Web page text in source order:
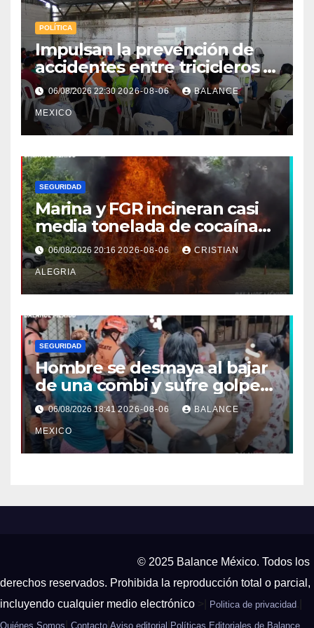
POLÍTICA
Impulsan la prevención de
accidentes entre tricicleros y
mototriciclistas de Tapachula
06/08/2026 22:302026-08-06 BALANCE
MEXICO
SEGURIDAD
Marina y FGR incineran casi
media tonelada de cocaína
asegurada frente a las costas
de Chiapas
06/08/2026 20:16 2026-08-06 CRISTIAN
ALEGRIA
SEGURIDAD
Hombre se desmaya al bajar
de una combi y sufre golpe
en la cabeza en Tapachula
06/08/2026 18:412026-08-06 BALANCE
MEXICO
© 2025 Balance México. Todos los
derechos reservados. Prohibida la reproducción total o parcial,
incluyendo cualquier medio electrónico >| Politica de privacidad .|
Quiénes Somos Contacto Aviso editorial Políticas Editoriales de Balance